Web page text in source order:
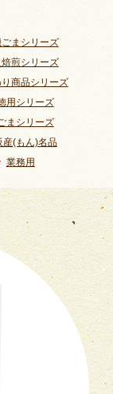
まシリーズ
煎シリーズ
商品シリーズ
用シリーズ
まシリーズ
産(もん)名品
業務用